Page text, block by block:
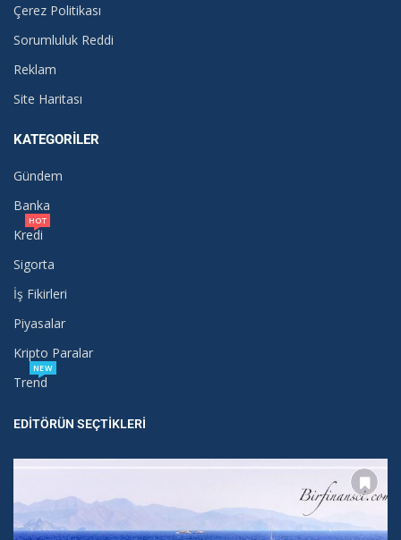
Çerez Politikası
Sorumluluk Reddi
Reklam
Site Haritası
KATEGORILER
Gündem
Banka
Kredi
HOT
Sigorta
İş Fikirleri
Piyasalar
Kripto Paralar
Trend
NEW
EDITÖRÜN SEÇTIKLERI